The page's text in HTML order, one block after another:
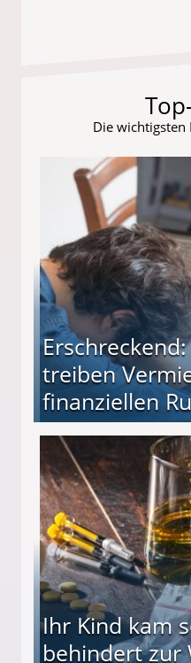
Die
treiben
finanziellen
(34) in den finanziellen
Ihr Kind kam
behindert zur